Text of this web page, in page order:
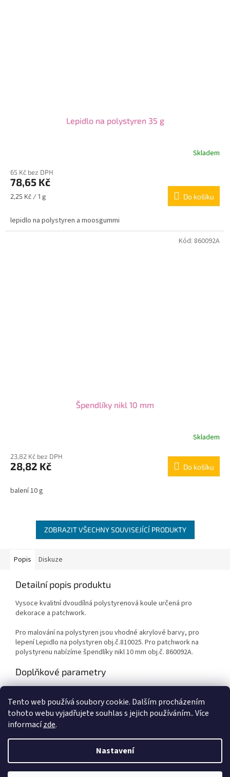
Tento web používá soubory cookie. Dalším procházením
tohoto webu vyjadřujete souhlas s jejich používáním.. Více
informacízde.
Nastavení
Lepidlo na polystyren 35 g
Skladem
65 Kč bez DPH
78,65 Kč
Měrná
2,25 Kč / 1 g Do košíku
lepidlo na polystyren a moosgummi
Špendlíky nikl 10 mm
Skladem
23,82 Kč bez DPH
28,82 Kč Do košíku
balení 10 g
Kód: 860092A
ZOBRAZIT VŠECHNY SOUVISEJÍCÍ PRODUKTY
Popis Diskuze
Detailní popis produktu
Vysoce kvalitní dvoudílná polystyrenová koule určená pro
dekorace a patchwork.
Pro malování na polystyren jsou vhodné akrylové barvy, pro
lepení Lepidlo na polystyren obj.č.810025. Pro patchwork na
polystyrenu nabízíme špendlíky nikl 10 mm obj.č. 860092A.
Doplňkové parametry
EAN: Zvolte variantu
Vytvořil Shoptet